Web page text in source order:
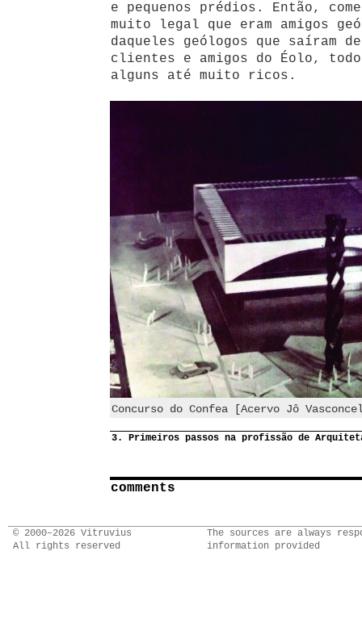
e pequenos prédios. Então,
muito legal que eram amigos
daqueles geólogos que saíram
clientes e amigos do Éolo,
alguns até muito ricos.
Concurso do Confea [Acervo Jô
3. Primeiros passos na profissão de
comments
© 2000–2026 Vitruvius
All rights reserved
The sources are always
information provided